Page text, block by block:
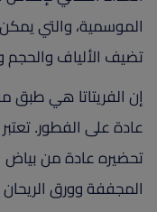
الموسمية، والتي
تضيف الألياف والحجم
إن الفريتاتا هي طبق
عادة على الفطور. تعتبر
تحضيره عادة من بياض
المجففة وورق